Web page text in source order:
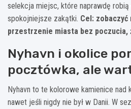
selekcja miejsc, które naprawdę
spokojniejsze zakątki. Cel:
przestrzenie miasta bez
Nyhavn i okolice
pocztówka, ale
Nyhavn to te kolorowe kamienice nad
nawet jeśli nigdy nie był w Danii. W